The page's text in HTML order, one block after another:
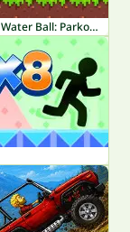
Fire Ball and Water Ball: Parkour Love Balls